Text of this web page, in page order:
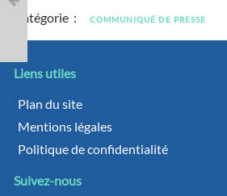
Catégorie : COMMUNIQUÉ DE PRESSE
Liens utiles
Plan du site
Mentions légales
Politique de confidentialité
Suivez-nous